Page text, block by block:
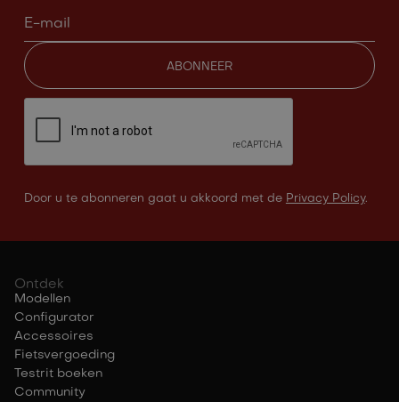
Door u te abonneren gaat u akkoord met de Privacy Policy.
Ontdek
Modellen
Configurator
Accessoires
Fietsvergoeding
Testrit boeken
Community